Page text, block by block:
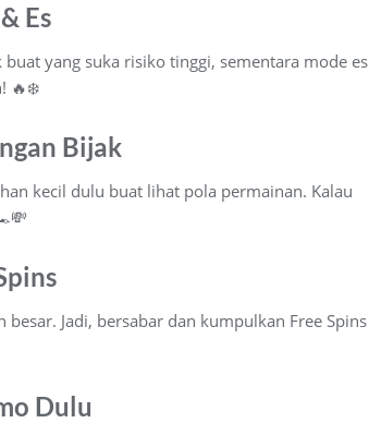
Es
buat yang suka risiko tinggi, sementara mode es
🔥❄️
Bijak
kecil dulu buat lihat pola permainan. Kalau
besar. Jadi, bersabar dan kumpulkan Free Spins
Dulu